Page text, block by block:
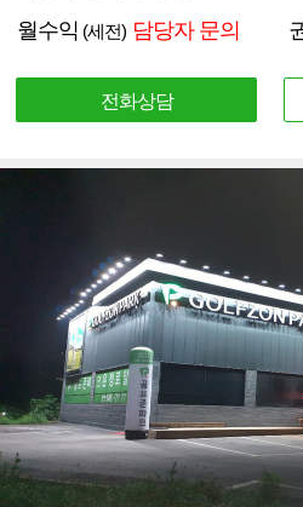
월수익 (세전) 담당자 문의
전화상담